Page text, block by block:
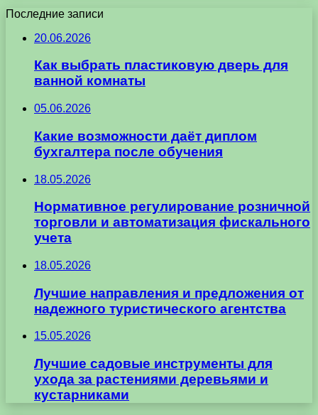
Последние записи
20.06.2026
Как выбрать пластиковую дверь для
ванной комнаты
05.06.2026
Какие возможности даёт диплом
бухгалтера после обучения
18.05.2026
Нормативное регулирование розничной
торговли и автоматизация фискального
учета
18.05.2026
Лучшие направления и предложения от
надежного туристического агентства
15.05.2026
Лучшие садовые инструменты для
ухода за растениями деревьями и
кустарниками